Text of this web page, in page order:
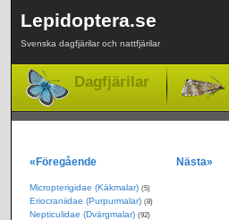
Lepidoptera.se
Svenska dagfjärilar och nattfjärilar
Dagfjärilar
«Föregående Nästa»
Micropterigidae (Käkmalar) (5)
Eriocraniidae (Purpurmalar) (8)
Nepticulidae (Dvärgmalar) (92)